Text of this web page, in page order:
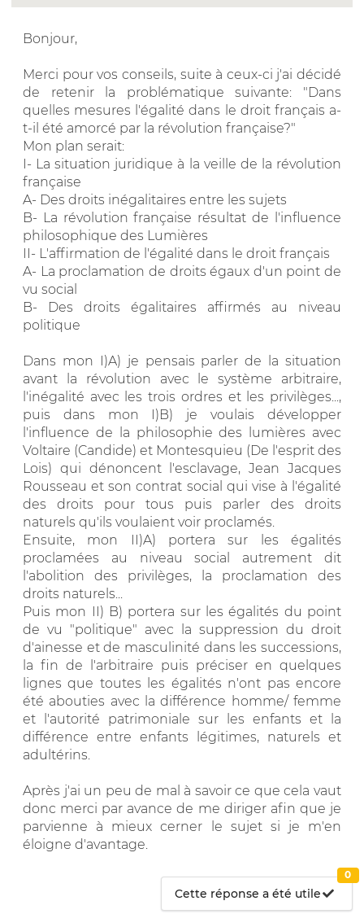
Bonjour,
Merci pour vos conseils, suite à ceux-ci j'ai décidé
de retenir la problématique suivante: "Dans
quelles mesures l'égalité dans le droit français a-
t-il été amorcé par la révolution française?"
Mon plan serait:
I- La situation juridique à la veille de la révolution
française
A- Des droits inégalitaires entre les sujets
B- La révolution française résultat de l'influence
philosophique des Lumières
II- L'affirmation de l'égalité dans le droit français
A- La proclamation de droits égaux d'un point de
vu social
B- Des droits égalitaires affirmés au niveau
politique
Dans mon I)A) je pensais parler de la situation
avant la révolution avec le système arbitraire,
l'inégalité avec les trois ordres et les privilèges...,
puis dans mon I)B) je voulais développer
l'influence de la philosophie des lumières avec
Voltaire (Candide) et Montesquieu (De l'esprit des
Lois) qui dénoncent l'esclavage, Jean Jacques
Rousseau et son contrat social qui vise à l'égalité
des droits pour tous puis parler des droits
naturels qu'ils voulaient voir proclamés.
Ensuite, mon II)A) portera sur les égalités
proclamées au niveau social autrement dit
l'abolition des privilèges, la proclamation des
droits naturels...
Puis mon II) B) portera sur les égalités du point
de vu "politique" avec la suppression du droit
d'ainesse et de masculinité dans les successions,
la fin de l'arbitraire puis préciser en quelques
lignes que toutes les égalités n'ont pas encore
été abouties avec la différence homme/ femme
et l'autorité patrimoniale sur les enfants et la
différence entre enfants légitimes, naturels et
adultérins.
Après j'ai un peu de mal à savoir ce que cela vaut
donc merci par avance de me diriger afin que je
parvienne à mieux cerner le sujet si je m'en
éloigne d'avantage.
Cette réponse a été utile
0